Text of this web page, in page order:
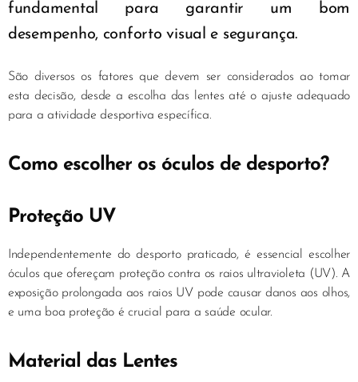
fundamental para garantir um bom
desempenho, conforto visual e segurança.
São diversos os fatores que devem ser considerados ao tomar
esta decisão, desde a escolha das lentes até o ajuste adequado
para a atividade desportiva específica.
Como escolher os óculos de desporto?
Proteção UV
Independentemente do desporto praticado, é essencial escolher
óculos que ofereçam proteção contra os raios ultravioleta (UV). A
exposição prolongada aos raios UV pode causar danos aos olhos,
e uma boa proteção é crucial para a saúde ocular.
Material das Lentes